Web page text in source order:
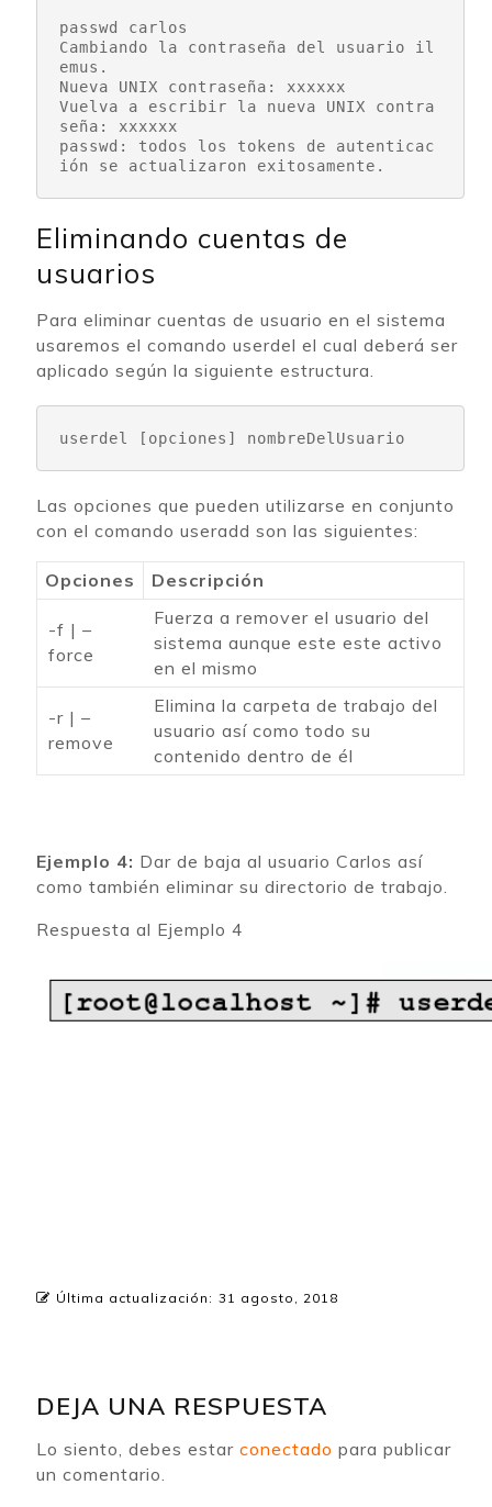
passwd carlos
Cambiando la contraseña del usuario il
emus.
Nueva UNIX contraseña: xxxxxx
Vuelva a escribir la nueva UNIX contra
seña: xxxxxx
passwd: todos los tokens de autenticac
ión se actualizaron exitosamente.
Eliminando cuentas de
usuarios
Para eliminar cuentas de usuario en el sistema
usaremos el comando userdel el cual deberá ser
aplicado según la siguiente estructura.
userdel [opciones] nombreDelUsuario
Las opciones que pueden utilizarse en conjunto
con el comando useradd son las siguientes:
Opciones Descripción
-f | –
force
Fuerza a remover el usuario del
sistema aunque este este activo
en el mismo
-r | –
remove
Elimina la carpeta de trabajo del
usuario así como todo su
contenido dentro de él
Ejemplo 4: Dar de baja al usuario Carlos así
como también eliminar su directorio de trabajo.
Respuesta al Ejemplo 4
Última actualización: 31 agosto, 2018
DEJA UNA RESPUESTA
Lo siento, debes estar conectado para publicar
un comentario.